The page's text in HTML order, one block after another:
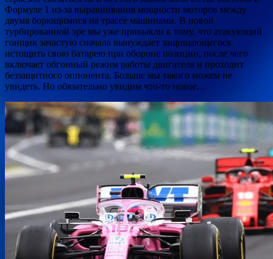
Формуле 1 из-за выравнивания мощности моторов между
двумя борющимися на трассе машинами. В новой
турбированной эре мы уже привыкли к тому, что атакующий
гонщик зачастую сначала вынуждает защищающегося
истощить свою батарею при обороне позиции, после чего
включает обгонный режим работы двигателя и проходит
беззащитного оппонента. Больше мы такого можем не
увидеть. Но обязательно увидим что-то новое…